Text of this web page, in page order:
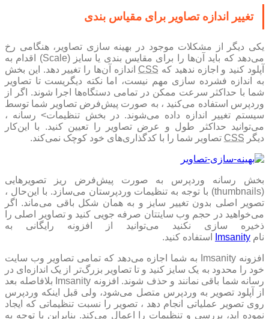
تغییر اندازه تصاویر برای مقیاس بندی
یکی دیگر از مشکلات موجود در بهینه سازی تصاویر، هنگامی رخ
می‌دهد که باید آن‌ها را برای مقایس بندی یا سایز (Scale) اقدام به
آپلود کنید و اجازه ندهید که CSS اندازه آن‌ها را تغییر دهد. این بخش
به اندازه فشرده سازی مهم نیست، اما نکته دیگریست تا تصاویر
شما با حداکثر سرعت ممکن در تمامی دستگاه‌ها اجرا شوند. اگر از
وردپرس استفاده می‌کنید ، به صورت پیش‌فرض تصاویر شما توسط
سیستم تغییر اندازه داده می‌شوند. در بخش تنظیمات> رسانه ،
می‌توانید حداکثر طول و عرض تصاویر را تعیین کنید. با این‌کار
دیگر CSS تصاویر شما را با کدگذاری‌های خود کوچک نمی‌کند.
بخش رسانه وردپرس به صورت پیش‌فرض ریز تصویرهایی
(thumbnails) با توجه به تنظیمات وردپرستان می‌سازد. با این‌حال ،
تصویر اصلی بدون تغییر سایز و به همان شکل باقی می‌ماند. اگر
می‌خواهید در حجم وب سایتتان صرفه جویی کنید و تصاویر اصلی را
ذخیره سازی نکنید می‌توانید از افزونه رایگانی به
نام Imsanity استفاده کنید.
افزونه Imsanity به شما اجازه می‌دهد که تمامی تصاویر وب سایت
خود را محدود به یک سایز کنید و تا تصاویر بزرگ‌تر از یک اندازه‌ای در
رسانه شما باقی نمانند و حذف شوند. افزونه Imsanity بلافاصله بعد
از آپلود تصویر به وردپرس متصل می‌شود، ولی قبل اینکه وردپرس
روی تصویر عملیاتی انجام دهد ، تصویر را نسبت تنظیماتی که ایجاد
نموده اید، بررسی و تنظیمات را اعمال می‌کند. بنابراین با توجه به